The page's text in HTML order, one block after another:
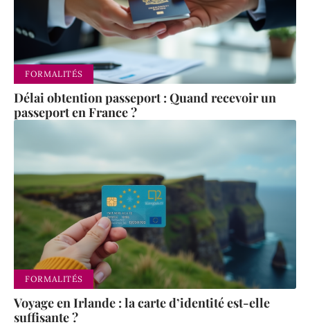
FORMALITÉS
Délai obtention passeport : Quand recevoir un
passeport en France ?
FORMALITÉS
Voyage en Irlande : la carte d’identité est-elle
suffisante ?
LOGEMENT
Trouve